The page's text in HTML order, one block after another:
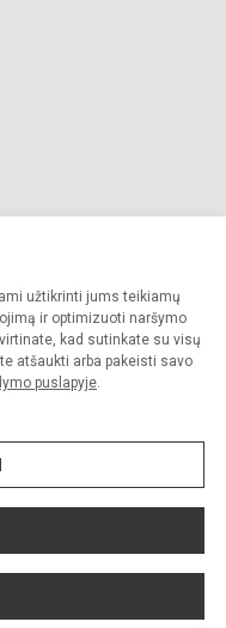
užtikrinti jums teikiamų
ir optimizuoti naršymo
kad sutinkate su visų
atšaukti arba pakeisti savo
puslapyje.
Visos teisės saugomos.
griežtai draudžiama.
valdymas